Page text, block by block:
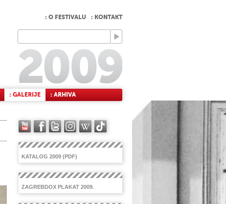
: O FESTIVALU : KONTAKT
: GALERIJE : ARHIVA
KATALOG 2009 (PDF)
ZAGREBDOX PLAKAT 2009.